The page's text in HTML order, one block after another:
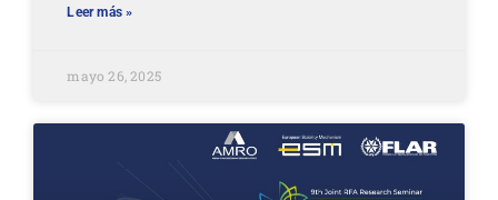
Leer más »
mayo 26, 2025